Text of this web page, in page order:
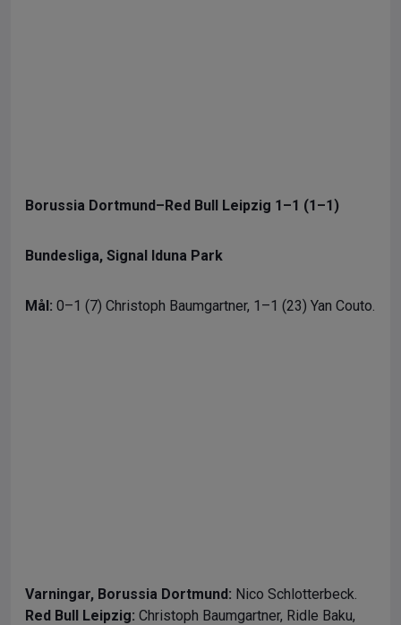
Borussia Dortmund–Red Bull Leipzig 1–1 (1–1)
Bundesliga, Signal Iduna Park
Mål: 0–1 (7) Christoph Baumgartner, 1–1 (23) Yan Couto.
Varningar, Borussia Dortmund: Nico Schlotterbeck.
Red Bull Leipzig: Christoph Baumgartner, Ridle Baku,